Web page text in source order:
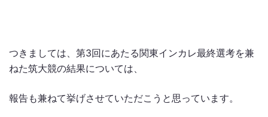
つきましては、第3回にあたる関東インカレ最終選考を兼
ねた筑大競の結果については、
報告も兼ねて挙げさせていただこうと思っています。